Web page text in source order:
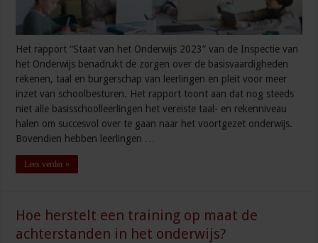
Het rapport “Staat van het Onderwijs 2023” van de Inspectie van
het Onderwijs benadrukt de zorgen over de basisvaardigheden
rekenen, taal en burgerschap van leerlingen en pleit voor meer
inzet van schoolbesturen. Het rapport toont aan dat nog steeds
niet alle basisschoolleerlingen het vereiste taal- en rekenniveau
halen om succesvol over te gaan naar het voortgezet onderwijs.
Bovendien hebben leerlingen …
Lees verder »
Hoe herstelt een training op maat de
achterstanden in het onderwijs?